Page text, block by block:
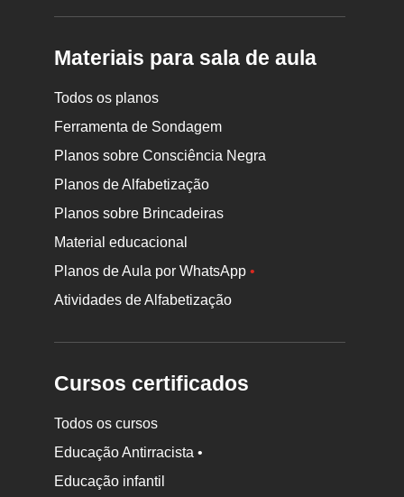
Materiais para sala de aula
Todos os planos
Ferramenta de Sondagem
Planos sobre Consciência Negra
Planos de Alfabetização
Planos sobre Brincadeiras
Material educacional
Planos de Aula por WhatsApp•
Atividades de Alfabetização
Cursos certificados
Todos os cursos
Educação Antirracista •
Educação infantil